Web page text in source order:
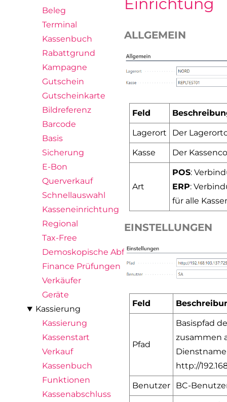
Beleg
Terminal
Kassenbuch
Rabattgrund
Kampagne
Gutschein
Gutscheinkarte
Bildreferenz
Barcode
Basis
Sicherung
E-Bon
Querverkauf
Schnellauswahl
Kasseneinrichtung
Regional
Tax-Free
Demoskopische Abfrage
Finance Prüfungen
Verkäufer
Geräte
Kassierung
Kassierung
Kassenstart
Verkauf
Kassenbuch
Funktionen
Kassenabschluss
Einrichtung
ALLGEMEIN
Feld
Lagerort Der
Kasse Der
Art
POS:
ERP:
für alle
EINSTELLUNGEN
Feld
Pfad
Basispfad
zusammen
http://
Benutzer BC-